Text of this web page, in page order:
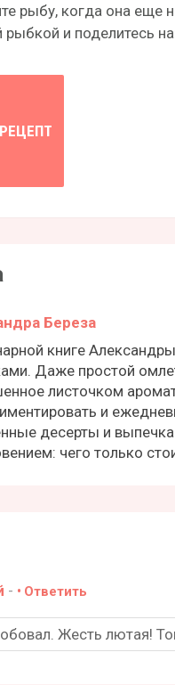
рыбу, когда она еще
рыбкой и поделитесь
РЕЦЕПТ
Береза
книге
Даже простой
листочком
и
десерты и
чего только
- Ответить
Жесть лютая!